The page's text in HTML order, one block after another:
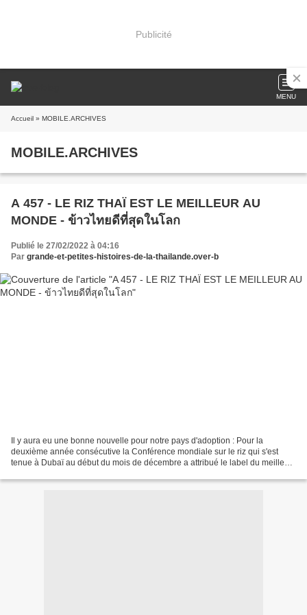
Publicité
MENU
Accueil » MOBILE.ARCHIVES
MOBILE.ARCHIVES
A 457 - LE RIZ THAÏ EST LE MEILLEUR AU
MONDE - ข้าวไทยดีที่สุดในโลก
Publié le 27/02/2022 à 04:16
Par grande-et-petites-histoires-de-la-thailande.over-b
Il y aura eu une bonne nouvelle pour notre pays d'adoption : Pour la
deuxième année consécutive la Conférence mondiale sur le riz qui s'est
tenue à Dubaï au début du mois de décembre a attribué le label du meilleur